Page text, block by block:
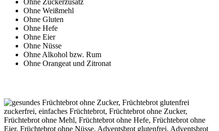
Ohne Zuckerzusatz
Ohne Weißmehl
Ohne Gluten
Ohne Hefe
Ohne Eier
Ohne Nüsse
Ohne Alkohol bzw. Rum
Ohne Orangeat und Zitronat